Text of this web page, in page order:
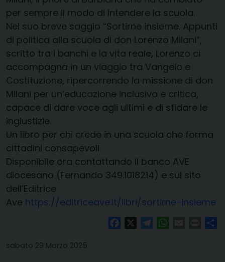
per sempre il modo di intendere la scuola.
Nel suo breve saggio “Sortirne insieme. Appunti
di politica alla scuola di don Lorenzo Milani”,
scritto tra i banchi e la vita reale, Lorenzo ci
accompagna in un viaggio tra Vangelo e
Costituzione, ripercorrendo la missione di don
Milani per un’educazione inclusiva e critica,
capace di dare voce agli ultimi e di sfidare le
ingiustizie.
Un libro per chi crede in una scuola che forma
cittadini consapevoli.
Disponibile ora contattando il banco AVE
diocesano (Fernando 349.1018214) e sul sito
dell’Editrice
Ave https://editriceave.it/libri/sortirne-insieme
FacebookTelegramWhatsAppPrint
sabato 29 Marzo 2025